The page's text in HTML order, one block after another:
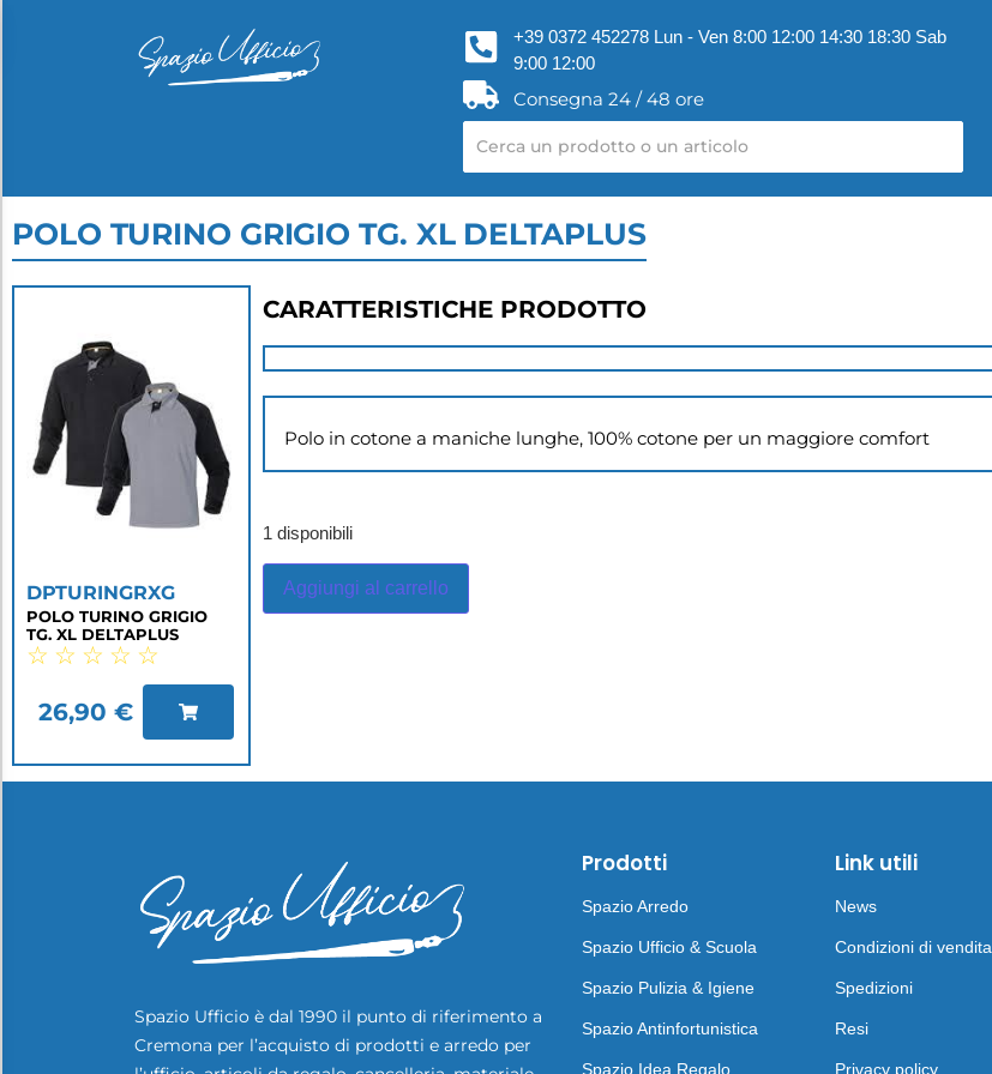
+39 0372 452278 Lun - Ven 8:00 12:00 14:30 18:30 Sab
9:00 12:00
Consegna 24 / 48 ore
POLO TURINO GRIGIO TG. XL DELTAPLUS
DPTURINGRXG
POLO TURINO GRIGIO
TG. XL DELTAPLUS
☆ ☆ ☆ ☆ ☆
26,90 €
CARATTERISTICHE PRODOTTO
Polo in cotone a maniche lunghe, 100% cotone per un maggiore comfort
1 disponibili
Aggiungi al carrello
Spazio Ufficio è dal 1990 il punto di riferimento a
Cremona per l’acquisto di prodotti e arredo per
Prodotti
Spazio Arredo
Spazio Ufficio & Scuola
Spazio Pulizia & Igiene
Spazio Antinfortunistica
Spazio Idea Regalo
Link utili
News
Condizioni di vendita
Spedizioni
Resi
Privacy policy